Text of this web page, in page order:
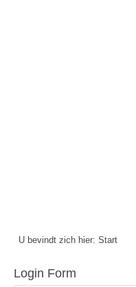
U bevindt zich hier: Start
Login Form